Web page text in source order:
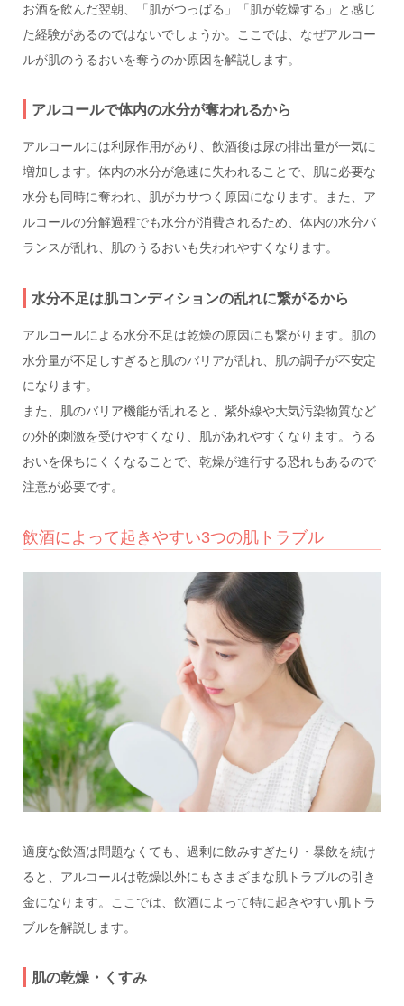
お酒を飲んだ翌朝、「肌がつっぱる」「肌が乾燥する」と感じ
た経験があるのではないでしょうか。ここでは、なぜアルコー
ルが肌のうるおいを奪うのか原因を解説します。
アルコールで体内の水分が奪われるから
アルコールには利尿作用があり、飲酒後は尿の排出量が一気に
増加します。体内の水分が急速に失われることで、肌に必要な
水分も同時に奪われ、肌がカサつく原因になります。また、ア
ルコールの分解過程でも水分が消費されるため、体内の水分バ
ランスが乱れ、肌のうるおいも失われやすくなります。
水分不足は肌コンディションの乱れに繋がるから
アルコールによる水分不足は乾燥の原因にも繋がります。肌の
水分量が不足しすぎると肌のバリアが乱れ、肌の調子が不安定
になります。
また、肌のバリア機能が乱れると、紫外線や大気汚染物質など
の外的刺激を受けやすくなり、肌があれやすくなります。うる
おいを保ちにくくなることで、乾燥が進行する恐れもあるので
注意が必要です。
飲酒によって起きやすい3つの肌トラブル
適度な飲酒は問題なくても、過剰に飲みすぎたり・暴飲を続け
ると、アルコールは乾燥以外にもさまざまな肌トラブルの引き
金になります。ここでは、飲酒によって特に起きやすい肌トラ
ブルを解説します。
肌の乾燥・くすみ